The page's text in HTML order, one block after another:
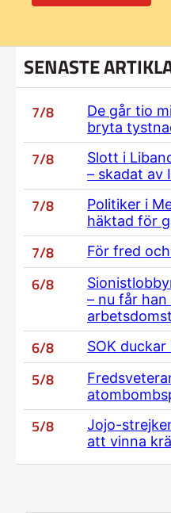
SENASTE
7/8
De går tio
bryta
7/8
Slott i
– skadat av
7/8
Politiker i
häktad för
7/8 För fred
6/8
– nu får
6/8 SOK
5/8
5/8
Jojo-
att vinna